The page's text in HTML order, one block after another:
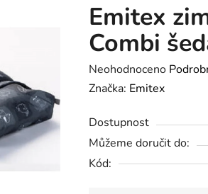
Emitex
Combi
Průměrné
hodnocení
je
0,0
z
Neohodnoceno
Značka: Emitex
Dostupnost
Můžeme doručit do:
Kód: